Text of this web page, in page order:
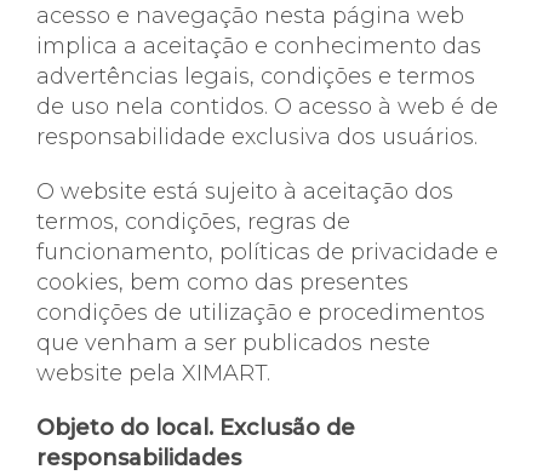
acesso e navegação nesta página web
implica a aceitação e conhecimento das
advertências legais, condições e termos
de uso nela contidos. O acesso à web é de
responsabilidade exclusiva dos usuários.
O website está sujeito à aceitação dos
termos, condições, regras de
funcionamento, políticas de privacidade e
cookies, bem como das presentes
condições de utilização e procedimentos
que venham a ser publicados neste
website pela XIMART.
Objeto do local. Exclusão de
responsabilidades